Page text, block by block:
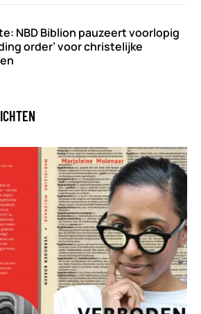
NBD Biblion pauzeert voorlopig
order’ voor christelijke